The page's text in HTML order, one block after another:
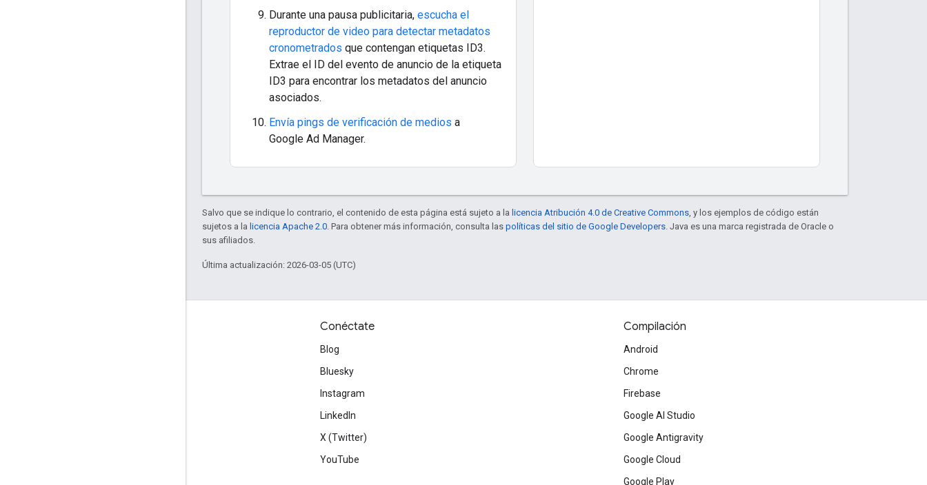
Durante una pausa publicitaria, escucha el
reproductor de video para detectar metadatos
cronometrados que contengan etiquetas ID3.
Extrae el ID del evento de anuncio de la etiqueta
ID3 para encontrar los metadatos del anuncio
asociados.
Envía pings de verificación de medios a
Google Ad Manager.
Salvo que se indique lo contrario, el contenido de esta página está sujeto a la licencia Atribución 4.0 de Creative Commons, y los ejemplos de código están
sujetos a la licencia Apache 2.0. Para obtener más información, consulta las políticas del sitio de Google Developers. Java es una marca registrada de Oracle o
sus afiliados.
Última actualización: 2026-03-05 (UTC)
Conéctate
Blog
Bluesky
Instagram
LinkedIn
X (Twitter)
YouTube
Compilación
Android
Chrome
Firebase
Google AI Studio
Google Antigravity
Google Cloud
Google Play